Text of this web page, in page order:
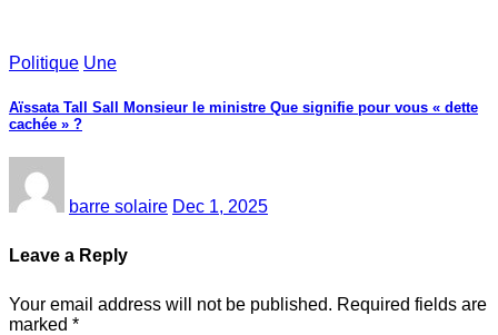
Politique Une
Aïssata Tall Sall Monsieur le ministre Que signifie pour vous « dette
cachée » ?
barre solaire Dec 1, 2025
Leave a Reply
Your email address will not be published. Required fields are
marked *